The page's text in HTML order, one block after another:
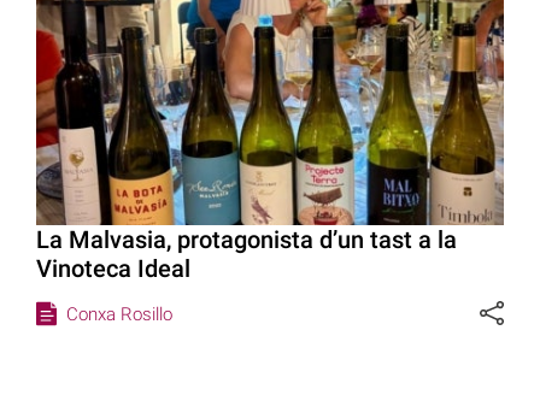
La Malvasia, protagonista d’un tast a la
Vinoteca Ideal
Conxa Rosillo